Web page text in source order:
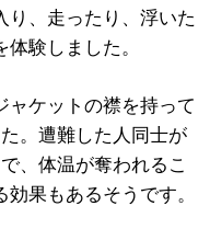
り、走ったり、浮いた
験しました。
ケットの襟を持って
。遭難した人同士が
、体温が奪われるこ
果もあるそうです。